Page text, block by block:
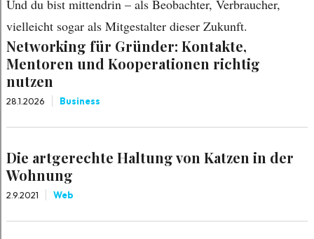
Und du bist mittendrin – als Beobachter, Verbraucher,
vielleicht sogar als Mitgestalter dieser Zukunft.
Networking für Gründer: Kontakte,
Mentoren und Kooperationen richtig
nutzen
28.1.2026 Business
Die artgerechte Haltung von Katzen in der
Wohnung
2.9.2021 Web